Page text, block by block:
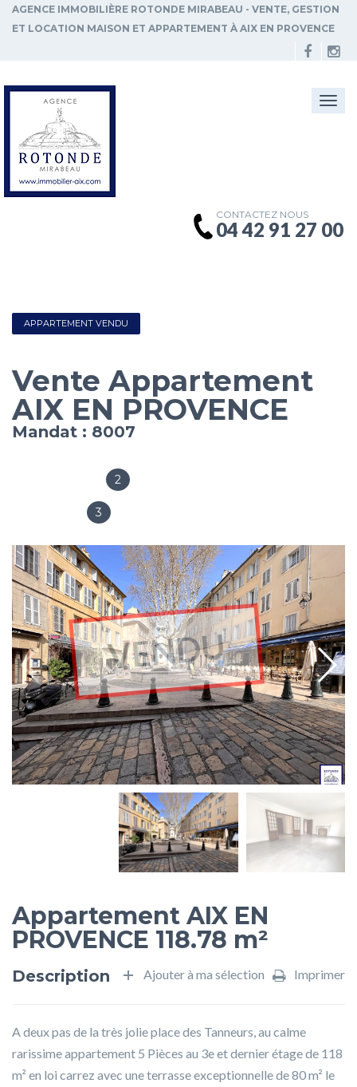
AGENCE IMMOBILIÈRE ROTONDE MIRABEAU - VENTE, GESTION
ET LOCATION MAISON ET APPARTEMENT À AIX EN PROVENCE
CONTACTEZ NOUS
04 42 91 27 00
APPARTEMENT VENDU
Vente Appartement
AIX EN PROVENCE
Mandat : 8007
2
3
VENDU
Appartement AIX EN
PROVENCE 118.78 m²
Description Imprimer
Ajouter à ma sélection
A deux pas de la très jolie place des Tanneurs, au calme
rarissime appartement 5 Pièces au 3e et dernier étage de 118
m² en loi carrez avec une terrasse exceptionnelle de 80 m² le